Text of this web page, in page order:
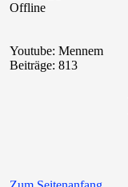
Offline
Youtube: Mennem
Beiträge: 813